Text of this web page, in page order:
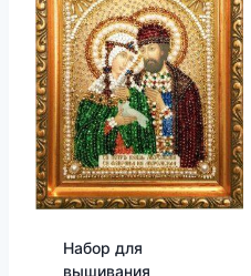
Набор для
вышивания